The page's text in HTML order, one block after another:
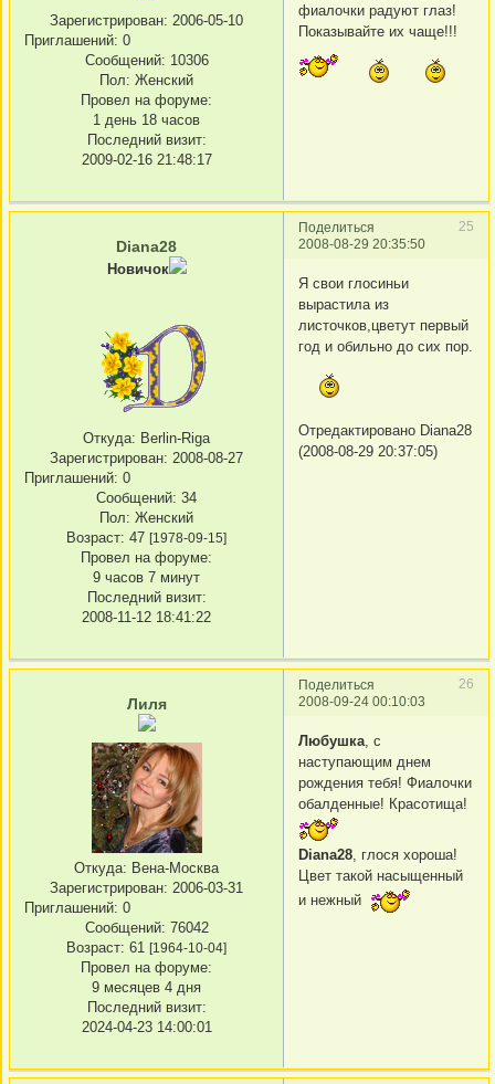
Зарегистрирован: 2006-05-10
Приглашений: 0
Сообщений: 10306
Пол: Женский
Провел на форуме:
1 день 18 часов
Последний визит:
2009-02-16 21:48:17
фиалочки радуют глаз!
Показывайте их чаще!!!
Поделиться
25
2008-08-29 20:35:50
Diana28
Новичок
Откуда: Berlin-Riga
Зарегистрирован: 2008-08-27
Приглашений: 0
Сообщений: 34
Пол: Женский
Возраст: 47 [1978-09-15]
Провел на форуме:
9 часов 7 минут
Последний визит:
2008-11-12 18:41:22
Я свои глосиньи
вырастила из
листочков,цветут первый
год и обильно до сих пор.
Отредактировано Diana28
(2008-08-29 20:37:05)
Поделиться
26
2008-09-24 00:10:03
Лиля
Откуда: Вена-Москва
Зарегистрирован: 2006-03-31
Приглашений: 0
Сообщений: 76042
Возраст: 61 [1964-10-04]
Провел на форуме:
9 месяцев 4 дня
Последний визит:
2024-04-23 14:00:01
Любушка , с
наступающим днем
рождения тебя! Фиалочки
обалденные! Красотища!
Diana28 , глося хороша!
Цвет такой насыщенный
и нежный